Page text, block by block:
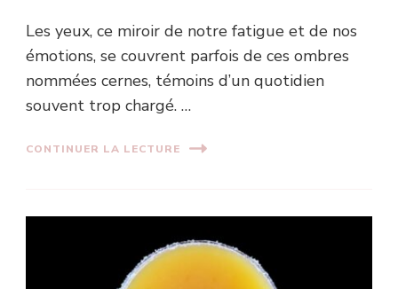
Les yeux, ce miroir de notre fatigue et de nos
émotions, se couvrent parfois de ces ombres
nommées cernes, témoins d’un quotidien
souvent trop chargé. …
CONTINUER LA LECTURE